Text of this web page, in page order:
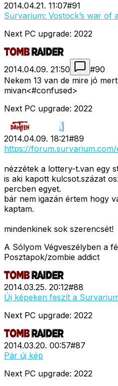
2014.04.21. 11:07#91
Survarium: Vostock’s war of
Next PC upgrade: 2022
2014.04.09. 21:50 #90
Nekem 13 van de mire jó
mivan<#confused>
Next PC upgrade: 2022
2014.04.09. 18:21#89
https://
nézzétek a lottery-t.van egy
is aki kapott kulcsot.százat
percben egyet.
bár nem igazán értem hogy
kaptam.
mindenkinek sok szerencsét!
A Sólyom Végveszélyben a
Posztapok/zombie addict
2014.03.25. 20:12#88
Új képeken feszít a
Next PC upgrade: 2022
2014.03.20. 00:57#87
Pár új kép
Next PC upgrade: 2022